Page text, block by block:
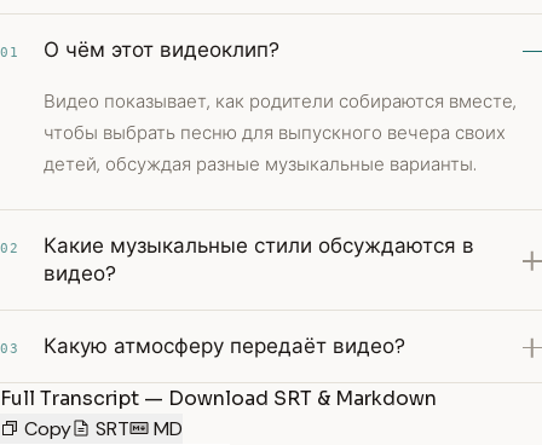
01 О чём этот видеоклип?
Видео показывает, как родители собираются вместе,
чтобы выбрать песню для выпускного вечера своих
детей, обсуждая разные музыкальные варианты.
02
Какие музыкальные стили обсуждаются в
видео?
03 Какую атмосферу передаёт видео?
Full Transcript — Download SRT & Markdown
Copy
SRT MD